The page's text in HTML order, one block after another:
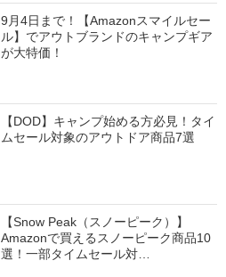
9月4日まで！【Amazonスマイルセー
ル】でアウトブランドのキャンプギア
が大特価！
【DOD】キャンプ始める方必見！タイ
ムセール対象のアウトドア商品7選
【Snow Peak（スノーピーク）】
Amazonで買えるスノーピーク商品10
選！一部タイムセール対…